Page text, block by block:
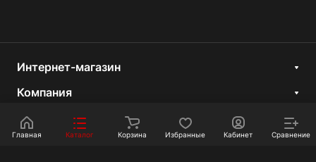
Интернет-магазин
Компания
Информация
Главная Каталог Корзина Избранные Кабинет Сравнение